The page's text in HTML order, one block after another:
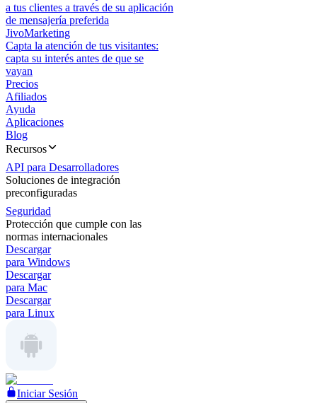
a tus clientes a través de su aplicación
de mensajería preferida
JivoMarketing
Capta la atención de tus visitantes:
capta su interés antes de que se
vayan
Precios
Afiliados
Ayuda
Aplicaciones
Blog
Recursos
API para Desarrolladores
Soluciones de integración
preconfiguradas
Seguridad
Protección que cumple con las
normas internacionales
Descargar
para Windows
Descargar
para Mac
Descargar
para Linux
Iniciar Sesión